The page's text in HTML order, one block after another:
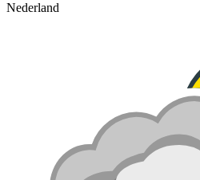
Nederland